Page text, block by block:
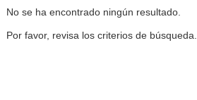
No se ha encontrado ningún resultado.
Por favor, revisa los criterios de búsqueda.